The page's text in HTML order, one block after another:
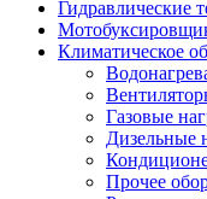
Гидравлические
Климатическое
Газовые
Дизельные
Прочее